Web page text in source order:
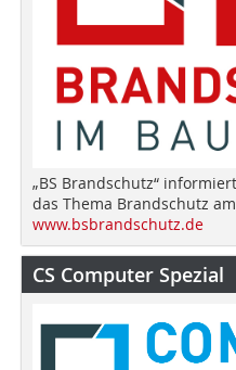
„BS Brandschutz“
das Thema Brandschutz
www.bsbrandschutz.de
CS Computer Spezial